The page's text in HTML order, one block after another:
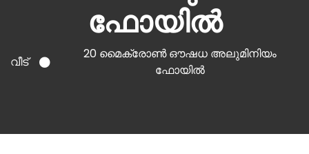
ഫോയിൽ
വീട്
20 മൈക്രോൺ ഔഷധ അലുമിനിയം
ഫോയിൽ